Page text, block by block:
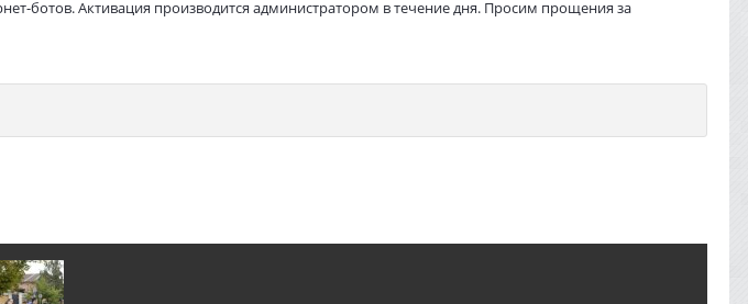
ботов. Активация производится администратором в течение дня. Просим прощения за